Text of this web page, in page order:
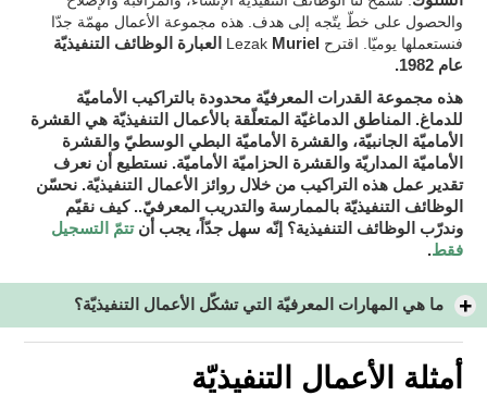
والحصول على خطّ يتّجه إلى هدف. هذه مجموعة الأعمال مهمّة جدّا
فنستعملها يوميّا. اقترح Lezak
Muriel العبارة الوظائف التنفيذيّة
عام 1982.
هذه مجموعة القدرات المعرفيّة محدودة بالتراكيب الأماميّة
للدماغ. المناطق الدماغيّة المتعلّقة بالأعمال التنفيذيّة هي القشرة
الأماميّة الجانبيّة، والقشرة الأماميّة البطي الوسطيّ والقشرة
الأماميّة المداريّة والقشرة الحزاميّة الأماميّة. نستطيع أن نعرف
تقدير عمل هذه التراكيب من خلال روائز الأعمال التنفيذيّة.نحسّن
الوظائف التنفيذيّة بالممارسة والتدريب المعرفيّ.. كيف نقيّم
وندرّب الوظائف التنفيذية؟ إنّه سهل جدّاً،يجب أنتتمّ التسجيل
فقط.
ما هي المهارات المعرفيّة التي تشكّل الأعمال التنفيذيّة؟
أمثلة الأعمال التنفيذيّة